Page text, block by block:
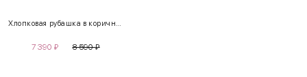
Хлопковая рубашка в коричневую клетку
7 390 ₽ 8 590₽
S 42-44